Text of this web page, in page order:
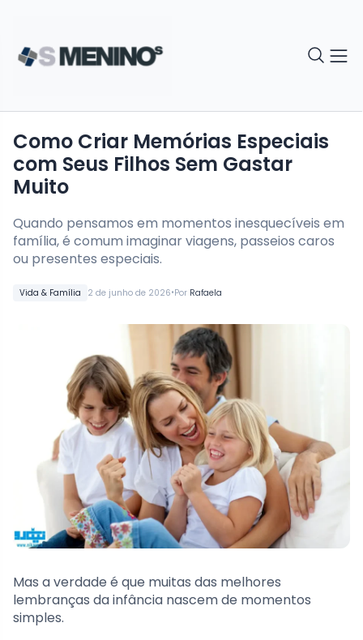
Vida & Família 2 de junho de 2026•Por Rafaela
Como Criar Memórias Especiais
com Seus Filhos Sem Gastar
Muito
Quando pensamos em momentos inesquecíveis em
família, é comum imaginar viagens, passeios caros
ou presentes especiais.
Mas a verdade é que muitas das melhores
lembranças da infância nascem de momentos
simples.